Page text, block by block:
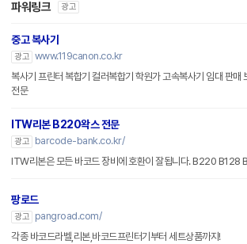
파워링크 광고
중고 복사기
광고 www.119canon.co.kr
복사기 프린터 복합기 컬러복합기 학원가 고속복사기 임대 판매
전문
ITW리본 B220왁스 전문
광고
barcode-bank.co.kr/
ITW리본은 모든 바코드 장비에 호환이 잘됩니다. B220 B128
팡로드
광고
pangroad.com/
각종 바코드라벨,리본,바코드프린터기부터 세트상품까지!